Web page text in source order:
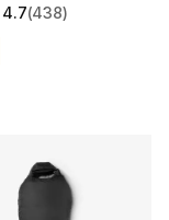
4.7
from 438
(438)